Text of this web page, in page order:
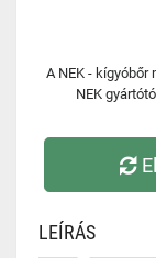
A NEK -
NEK
LEÍRÁS